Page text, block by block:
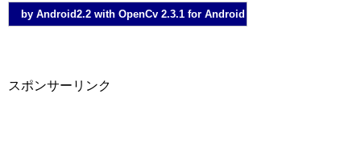
by Android2.2 with OpenCv 2.3.1 for Android
スポンサーリンク